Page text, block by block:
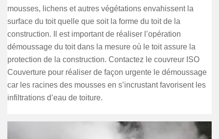
mousses, lichens et autres végétations envahissent la
surface du toit quelle que soit la forme du toit de la
construction. Il est important de réaliser l’opération
démoussage du toit dans la mesure où le toit assure la
protection de la construction. Contactez le couvreur ISO
Couverture pour réaliser de façon urgente le démoussage
car les racines des mousses en s’incrustant favorisent les
infiltrations d’eau de toiture.